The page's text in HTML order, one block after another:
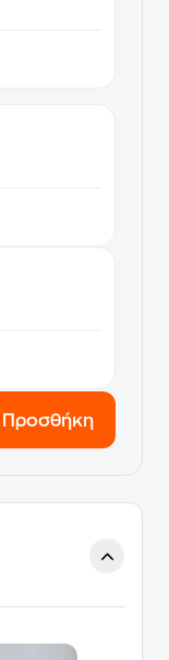
Προσθήκη